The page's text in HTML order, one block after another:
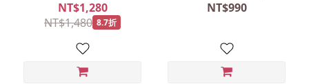
NT$1,280
NT$1,480 8.7折
NT$990